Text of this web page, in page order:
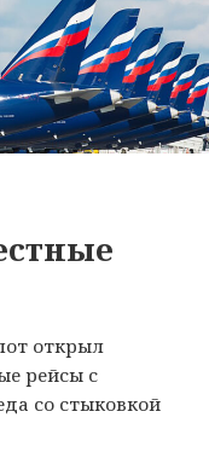
открыл
рейсы с
со стыковкой